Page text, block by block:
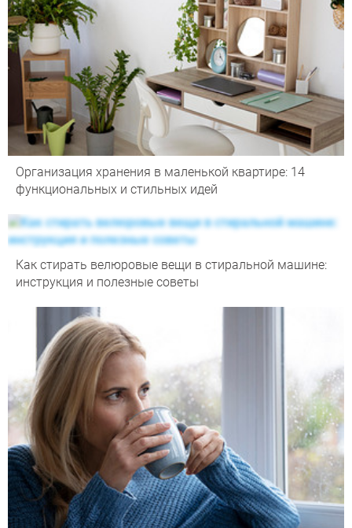
Организация хранения в маленькой квартире: 14
функциональных и стильных идей
Как стирать велюровые вещи в стиральной машине:
инструкция и полезные советы